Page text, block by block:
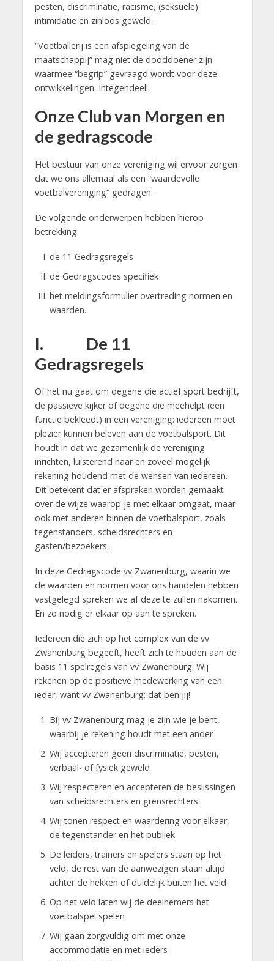
pesten, discriminatie, racisme, (seksuele)
intimidatie en zinloos geweld.
“Voetballerij is een afspiegeling van de
maatschappij” mag niet de dooddoener zijn
waarmee “begrip” gevraagd wordt voor deze
ontwikkelingen. Integendeel!
Onze Club van Morgen en
de gedragscode
Het bestuur van onze vereniging wil ervoor zorgen
dat we ons allemaal als een “waardevolle
voetbalvereniging“ gedragen.
De volgende onderwerpen hebben hierop
betrekking:
de 11 Gedragsregels
de Gedragscodes specifiek
het meldingsformulier overtreding normen en
waarden.
I. De 11
Gedragsregels
Of het nu gaat om degene die actief sport bedrijft,
de passieve kijker of degene die meehelpt (een
functie bekleedt) in een vereniging: iedereen moet
plezier kunnen beleven aan de voetbalsport. Dit
houdt in dat we gezamenlijk de vereniging
inrichten, luisterend naar en zoveel mogelijk
rekening houdend met de wensen van iedereen.
Dit betekent dat er afspraken worden gemaakt
over de wijze waarop je met elkaar omgaat, maar
ook met anderen binnen de voetbalsport, zoals
tegenstanders, scheidsrechters en
gasten/bezoekers.
In deze Gedragscode vv Zwanenburg, waarin we
de waarden en normen voor ons handelen hebben
vastgelegd spreken we af deze te zullen nakomen.
En zo nodig er elkaar op aan te spreken.
Iedereen die zich op het complex van de vv
Zwanenburg begeeft, heeft zich te houden aan de
basis 11 spelregels van vv Zwanenburg. Wij
rekenen op de positieve medewerking van een
ieder, want vv Zwanenburg: dat ben jij!
Bij vv Zwanenburg mag je zijn wie je bent,
waarbij je rekening houdt met een ander
Wij accepteren geen discriminatie, pesten,
verbaal- of fysiek geweld
Wij respecteren en accepteren de beslissingen
van scheidsrechters en grensrechters
Wij tonen respect en waardering voor elkaar,
de tegenstander en het publiek
De leiders, trainers en spelers staan op het
veld, de rest van de aanwezigen staan altijd
achter de hekken of duidelijk buiten het veld
Op het veld laten wij de deelnemers het
voetbalspel spelen
Wij gaan zorgvuldig om met onze
accommodatie en met ieders